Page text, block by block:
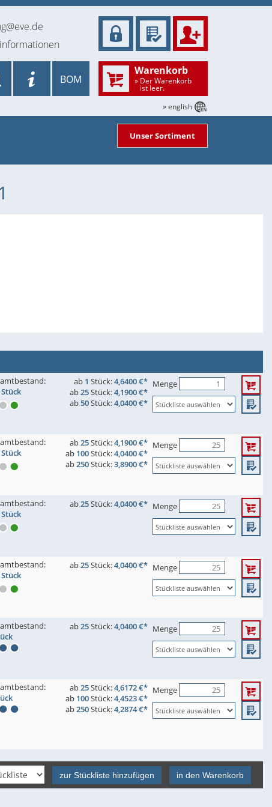
Unser Sortiment
ab 1 Stück:4,6400 €*
ab25Stück:4,1900 €*
ab50Stück:4,0400 €*
Menge
ab25Stück:4,1900 €*
ab 100Stück:4,0400 €*
ab250Stück:3,8900 €*
Menge
Stück
ab25Stück:4,0400 €* Menge
Stück
ab25Stück:4,0400 €* Menge
ab25Stück:4,0400 €* Menge
ab25Stück:4,6172 €*
ab 100Stück:4,4523 €*
ab250Stück:4,2874 €*
Menge
zur Stückliste hinzufügen in den Warenkorb
Warenkorb
» Der Warenkorb
ist leer.
BOM
» english